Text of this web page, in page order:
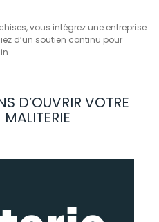
vous intégrez une entreprise
d’un soutien continu pour
D’OUVRIR VOTRE